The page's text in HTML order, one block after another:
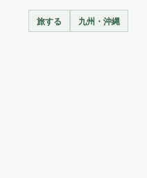
旅する 九州・沖縄